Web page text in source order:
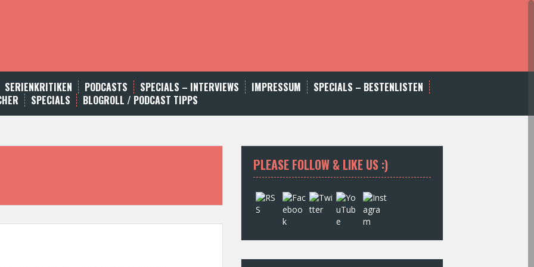
SERIENKRITIKEN PODCASTS SPECIALS – INTERVIEWS IMPRESSUM
SPECIALS – BESTENLISTEN
SPECIALS BLOGROLL / PODCAST TIPPS
PLEASE FOLLOW & LIKE US :)